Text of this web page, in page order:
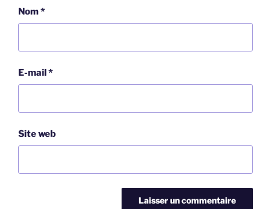
Nom*
E-mail*
Site web